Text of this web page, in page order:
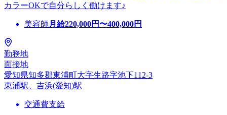
カラーOKで自分らしく働けます♪
美容師 月給220,000円〜400,000円
勤務地
面接地
愛知県知多郡東浦町大字生路字池下112-3
東浦駅、吉浜(愛知)駅
交通費支給